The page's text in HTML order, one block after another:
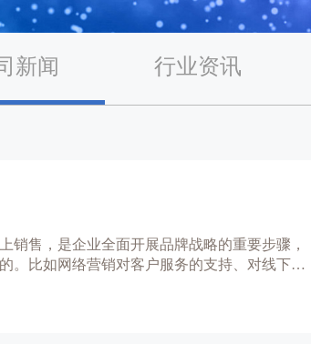
新闻 行业资讯
销售，是企业全面开展品牌战略的重要步骤，
。比如网络营销对客户服务的支持、对线下产